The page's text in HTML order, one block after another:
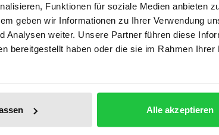
Funktionen für soziale Medien anbieten
geben wir Informationen zu Ihrer Verwendung
weiter. Unsere Partner führen diese
bereitgestellt haben oder die sie im Rahmen Ihrer
Alle akzeptieren
Product
und Produktionsverfahren
dar. Die Ursache für den nicht-nachhaltigen
Produzenten. Der nachhaltige Umgang